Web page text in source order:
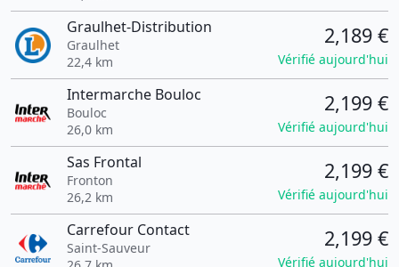
Graulhet-Distribution
Graulhet
22,4 km
2,189 €
Vérifié aujourd'hui
Intermarche Bouloc
Bouloc
26,0 km
2,199 €
Vérifié aujourd'hui
Sas Frontal
Fronton
26,2 km
2,199 €
Vérifié aujourd'hui
Carrefour Contact
Saint-Sauveur
2,199 €
Vérifié aujourd'hui